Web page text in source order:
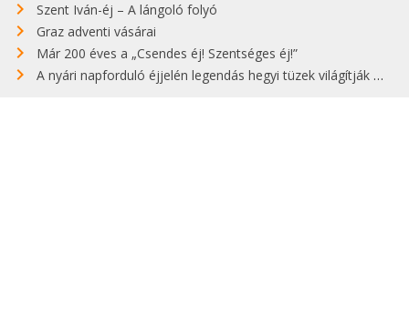
Szent Iván-éj – A lángoló folyó
Graz adventi vásárai
Már 200 éves a „Csendes éj! Szentséges éj!”
A nyári napforduló éjjelén legendás hegyi tüzek világítják meg Zugspitzét